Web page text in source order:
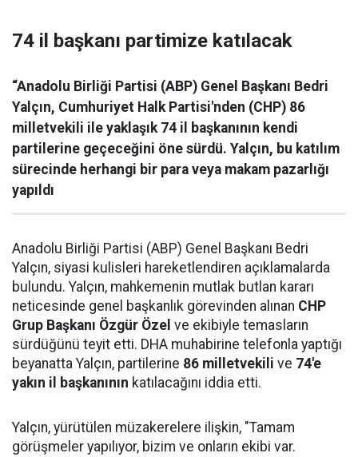
74 il başkanı partimize katılacak
“Anadolu Birliği Partisi (ABP) Genel Başkanı Bedri
Yalçın, Cumhuriyet Halk Partisi'nden (CHP) 86
milletvekili ile yaklaşık 74 il başkanının kendi
partilerine geçeceğini öne sürdü. Yalçın, bu katılım
sürecinde herhangi bir para veya makam pazarlığı
yapıldı
Anadolu Birliği Partisi (ABP) Genel Başkanı Bedri
Yalçın, siyasi kulisleri hareketlendiren açıklamalarda
bulundu. Yalçın, mahkemenin mutlak butlan kararı
neticesinde genel başkanlık görevinden alınan CHP
Grup Başkanı Özgür Özel ve ekibiyle temasların
sürdüğünü teyit etti. DHA muhabirine telefonla yaptığı
beyanatta Yalçın, partilerine 86 milletvekili ve 74'e
yakın il başkanının katılacağını iddia etti.
Yalçın, yürütülen müzakerelere ilişkin, "Tamam
görüşmeler yapılıyor, bizim ve onların ekibi var.